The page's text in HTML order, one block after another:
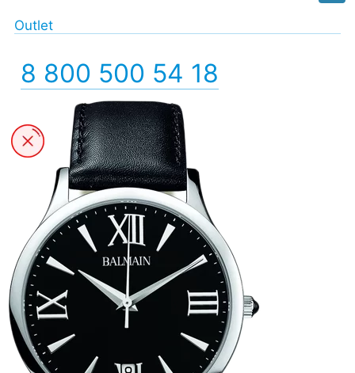
Outlet
8 800 500 54 18